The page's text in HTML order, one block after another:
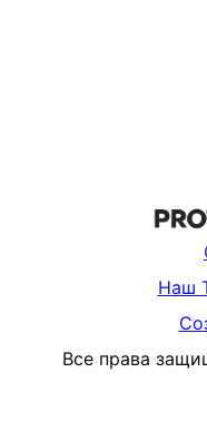
Наш
Все права